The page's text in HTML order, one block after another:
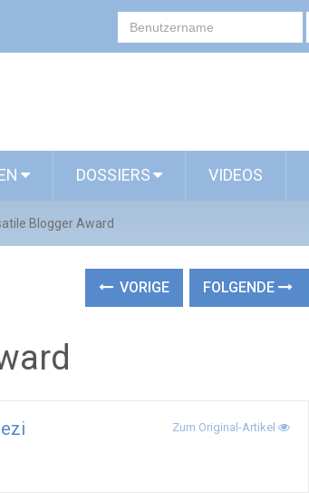
DOSSIERS VIDEOS
Blogger Award
VORIGE FOLGENDE
Zum Original-Artikel